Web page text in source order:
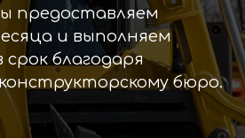
предоставляем
и выполняем
благодаря
бюро.